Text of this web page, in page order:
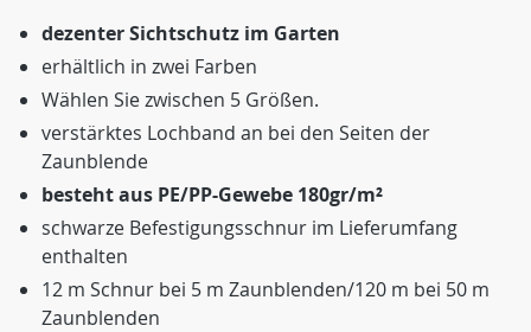
dezenter Sichtschutz im Garten
erhältlich in zwei Farben
Wählen Sie zwischen 5 Größen.
verstärktes Lochband an bei den Seiten der
Zaunblende
besteht aus PE/PP-Gewebe 180gr/m²
schwarze Befestigungsschnur im Lieferumfang
enthalten
12 m Schnur bei 5 m Zaunblenden/120 m bei 50 m
Zaunblenden